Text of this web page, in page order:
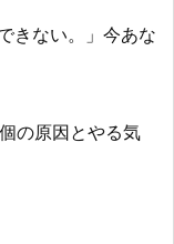
きない。」今あな
の原因とやる気